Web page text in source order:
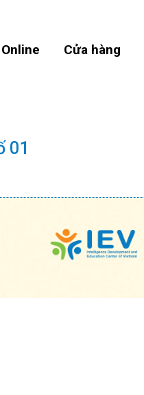
Cửa hàng
01